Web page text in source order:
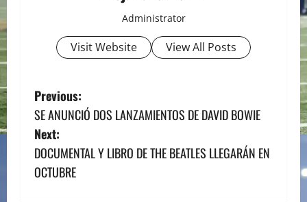
Administrator
Visit Website View All Posts
P
o
s
t
Previous:
SE ANUNCIÓ DOS LANZAMIENTOS DE DAVID BOWIE
Next:
DOCUMENTAL Y LIBRO DE THE BEATLES LLEGARÁN EN
OCTUBRE